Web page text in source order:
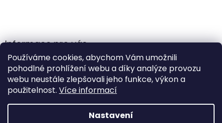
Používáme cookies, abychom Vám umožnili
pohodlné prohlížení webu a díky analýze provozu
webu neustále zlepšovali jeho funkce, výkon a
použitelnost. Více informací
Nastavení
Informace pro vás
Obchodní podmínky
Podmínky ochrany osobních údajů
Vytvořil Shoptet